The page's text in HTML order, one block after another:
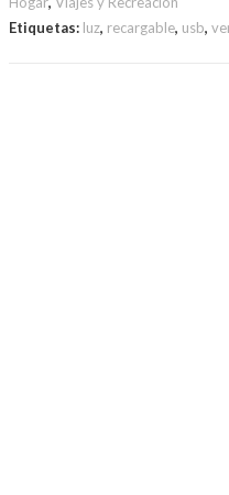
Etiquetas: luz, recargable, usb,